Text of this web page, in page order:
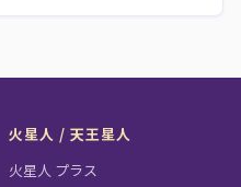
火星人 / 天王星人
火星人 プラス